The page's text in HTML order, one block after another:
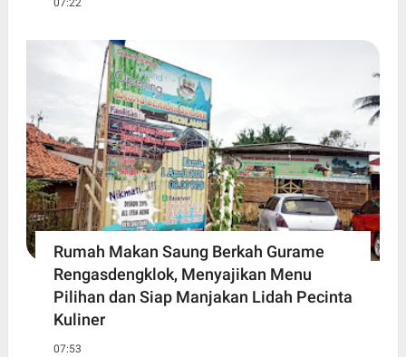
07:22
Rumah Makan Saung Berkah Gurame
Rengasdengklok, Menyajikan Menu
Pilihan dan Siap Manjakan Lidah Pecinta
Kuliner
07:53